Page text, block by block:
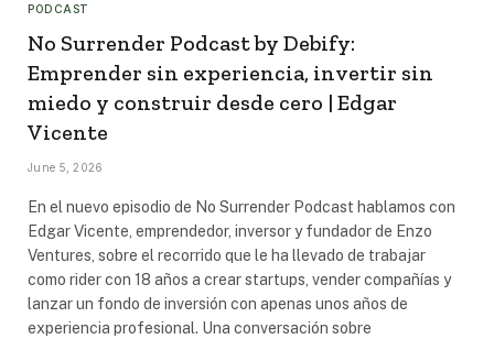
PODCAST
No Surrender Podcast by Debify:
Emprender sin experiencia, invertir sin
miedo y construir desde cero | Edgar
Vicente
June 5, 2026
En el nuevo episodio de No Surrender Podcast hablamos con
Edgar Vicente, emprendedor, inversor y fundador de Enzo
Ventures, sobre el recorrido que le ha llevado de trabajar
como rider con 18 años a crear startups, vender compañías y
lanzar un fondo de inversión con apenas unos años de
experiencia profesional. Una conversación sobre